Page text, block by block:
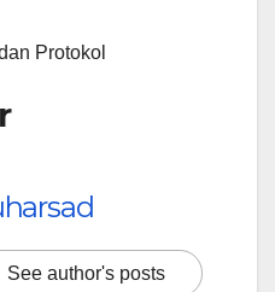
Protokol
See author's posts